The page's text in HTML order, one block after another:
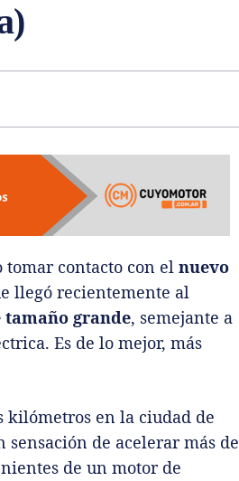
tomar contacto con el nuevo
llegó recientemente al
tamaño grande, semejante a
Es de lo mejor, más
kilómetros en la ciudad de
de acelerar más de
de un motor de